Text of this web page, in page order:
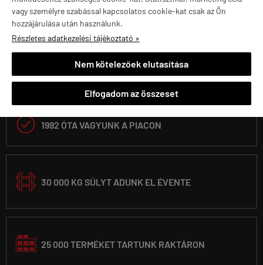
vagy személyre szabással kapcsolatos cookie-kat csak az Ön
hozzájárulása után használunk.
Részletes adatkezelési tájékoztató »
Nem kötelezőek elutasítása
Elfogadom az összeset
 1992 ÓTA VAGYUNK A PIACON
30 000 KG SÚLYT ADUNK EL ÉVENTE
25 000 TERMÉKET TARTUNK RAKTÁRON